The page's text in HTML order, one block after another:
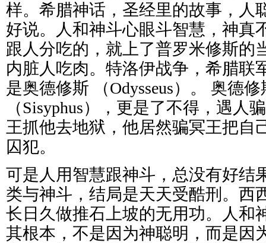
样。希腊神话，圣经里的故事，人
好说。人和神斗心眼斗智慧，神真
跟人分吃的，就上了普罗米修斯的
内脏人吃肉。特洛伊战争，希腊联
是奥德修斯 （Odysseus）。 奥德
（Sisyphus），更是了不得，遇人
王抓他去地狱，他居然骗冥王把自
囚犯。
可是人用智慧跟神斗，总没有好结
类与神斗，结局是天天受酷刑。西
长日久做推石上坡的无用功。人和
其根本，不是因为神聪明，而是因